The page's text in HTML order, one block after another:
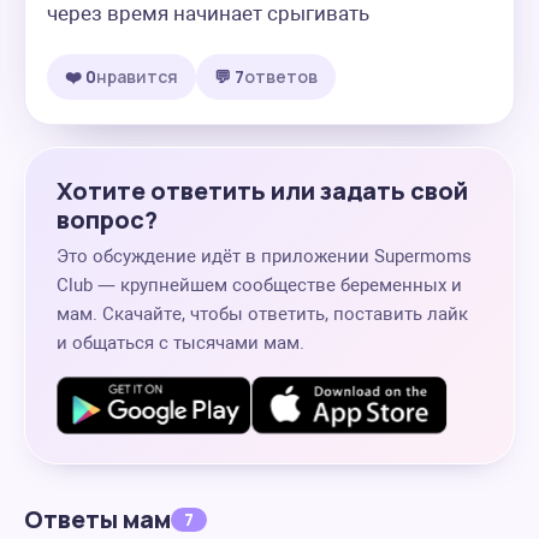
через время начинает срыгивать
❤️ 0нравится 💬 7ответов
Хотите ответить или задать свой
вопрос?
Это обсуждение идёт в приложении Supermoms
Club — крупнейшем сообществе беременных и
мам. Скачайте, чтобы ответить, поставить лайк
и общаться с тысячами мам.
Ответы мам 7